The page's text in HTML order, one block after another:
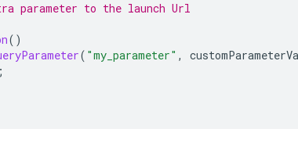
parameter to the launch Url
()
( "my_parameter" ,